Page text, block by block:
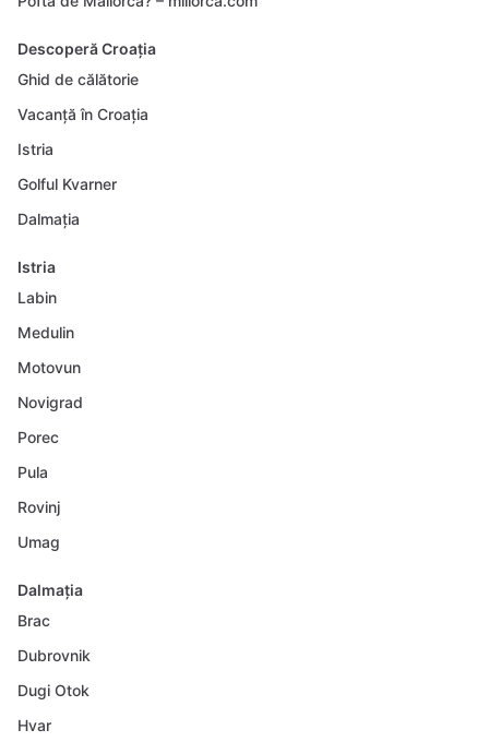
Descoperă Croația
Ghid de călătorie
Vacanță în Croația
Istria
Golful Kvarner
Dalmația
Istria
Labin
Medulin
Motovun
Novigrad
Porec
Pula
Rovinj
Umag
Dalmația
Brac
Dubrovnik
Dugi Otok
Hvar